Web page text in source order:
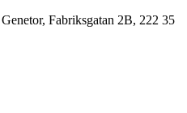
Fabriksgatan 2B, 222 35